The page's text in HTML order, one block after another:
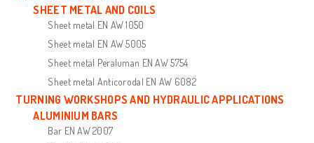
SHEET METAL AND COILS
Sheet metal EN AW 1050
Sheet metal EN AW 5005
Sheet metal Peraluman EN AW 5754
Sheet metal Anticorodal EN AW 6082
TURNING WORKSHOPS AND HYDRAULIC APPLICATIONS
ALUMINIUM BARS
Bar EN AW 2007